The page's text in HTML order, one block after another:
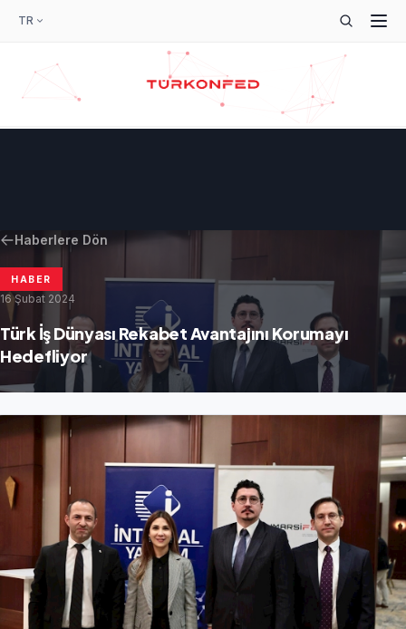
TR
Haberlere Dön
HABER
16 Şubat 2024
Türk İş Dünyası Rekabet Avantajını Korumayı
Hedefliyor